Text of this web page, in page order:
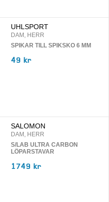
UHLSPORT
DAM, HERR
SPIKAR TILL SPIKSKO 6 MM
49 kr
SALOMON
DAM, HERR
S/LAB ULTRA CARBON
LÖPARSTAVAR
1749 kr